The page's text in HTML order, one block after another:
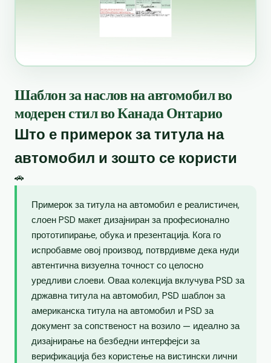
Шаблон за наслов на автомобил во
модерен стил во Канада Онтарио
Што е примерок за титула на
автомобил и зошто се користи
🚗
Примерок за титула на автомобил е реалистичен,
слоен PSD макет дизајниран за професионално
прототипирање, обука и презентација. Кога го
испробавме овој производ, потврдивме дека нуди
автентична визуелна точност со целосно
уредливи слоеви. Оваа колекција вклучува PSD за
државна титула на автомобил, PSD шаблон за
американска титула на автомобил и PSD за
документ за сопственост на возило — идеално за
дизајнирање на безбедни интерфејси за
верификација без користење на вистински лични